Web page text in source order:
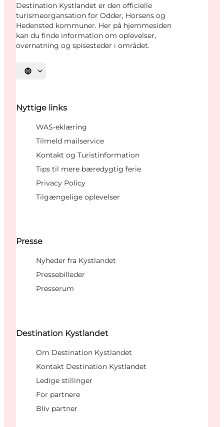
Destination Kystlandet er den officielle
turismeorgansation for Odder, Horsens og
Hedensted kommuner. Her på hjemmesiden
kan du finde information om oplevelser,
overnatning og spisesteder i området.
Vælg sprog
Nyttige links
WAS-eklæring
Tilmeld mailservice
Kontakt og Turistinformation
Tips til mere bæredygtig ferie
Privacy Policy
Tilgængelige oplevelser
Presse
Nyheder fra Kystlandet
Pressebilleder
Presserum
Destination Kystlandet
Om Destination Kystlandet
Kontakt Destination Kystlandet
Ledige stillinger
For partnere
Bliv partner